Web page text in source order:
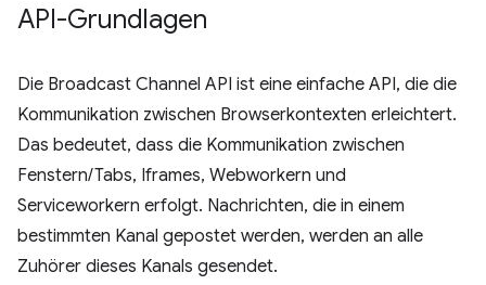
API-Grundlagen
Die Broadcast Channel API ist eine einfache API, die die
Kommunikation zwischen Browserkontexten erleichtert.
Das bedeutet, dass die Kommunikation zwischen
Fenstern/Tabs, Iframes, Webworkern und
Serviceworkern erfolgt. Nachrichten, die in einem
bestimmten Kanal gepostet werden, werden an alle
Zuhörer dieses Kanals gesendet.